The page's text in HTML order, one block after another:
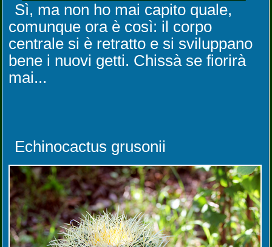
Sì, ma non ho mai capito quale,
comunque ora è così: il corpo
centrale si è retratto e si sviluppano
bene i nuovi getti. Chissà se fiorirà
mai...
Echinocactus grusonii